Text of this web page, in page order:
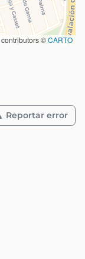
contributors ©CARTO
Reportar error